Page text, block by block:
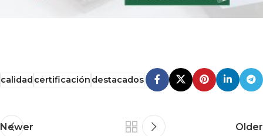
calidadcertificacióndestacados
Newer Older